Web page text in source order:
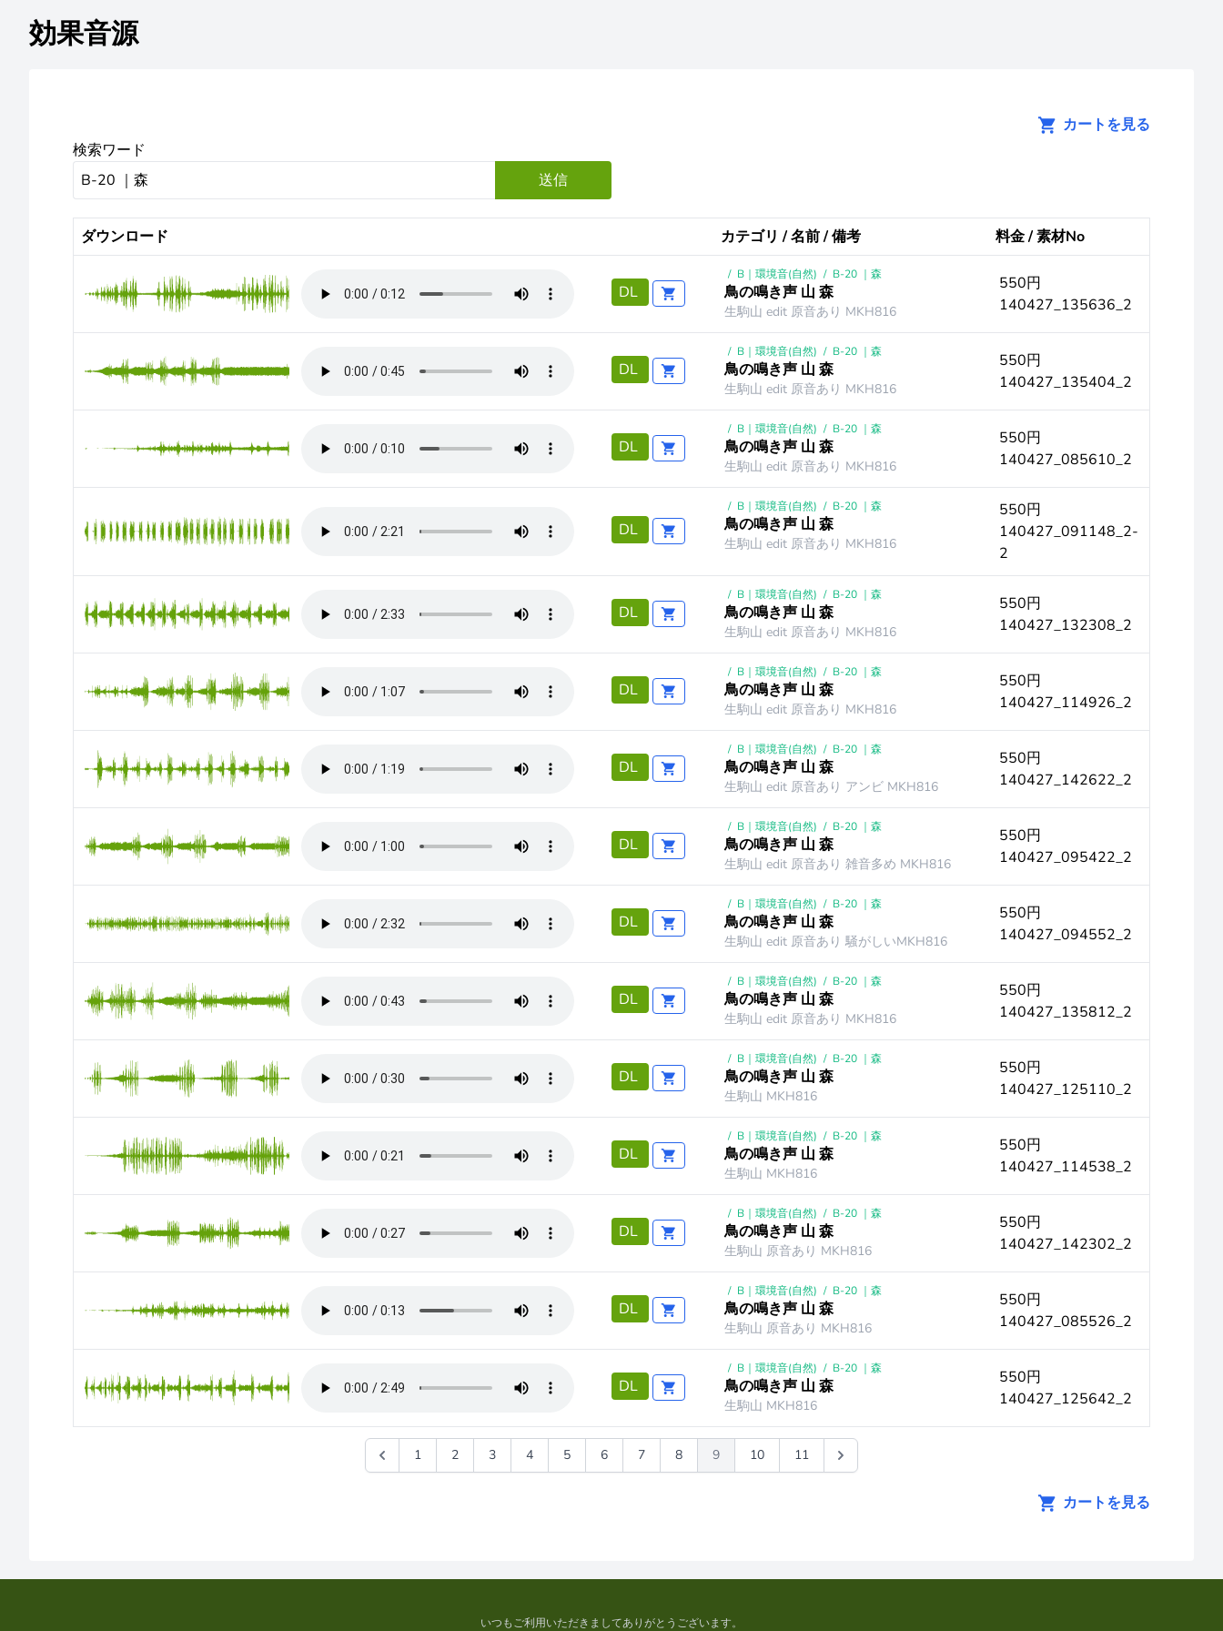
効果音源
カートを見る
検索ワード
送信
ダウンロード カテゴリ / 名前 / 備考 料金 / 素材No
DL
/ B｜環境音(自然) / B-20 ｜森
鳥の鳴き声 山 森
生駒山 edit 原音あり MKH816
550円
140427_135636_2
DL
/ B｜環境音(自然) / B-20 ｜森
鳥の鳴き声 山 森
生駒山 edit 原音あり MKH816
550円
140427_135404_2
DL
/ B｜環境音(自然) / B-20 ｜森
鳥の鳴き声 山 森
生駒山 edit 原音あり MKH816
550円
140427_085610_2
DL
/ B｜環境音(自然) / B-20 ｜森
鳥の鳴き声 山 森
生駒山 edit 原音あり MKH816
550円
140427_091148_2-
2
DL
/ B｜環境音(自然) / B-20 ｜森
鳥の鳴き声 山 森
生駒山 edit 原音あり MKH816
550円
140427_132308_2
DL
/ B｜環境音(自然) / B-20 ｜森
鳥の鳴き声 山 森
生駒山 edit 原音あり MKH816
550円
140427_114926_2
DL
/ B｜環境音(自然) / B-20 ｜森
鳥の鳴き声 山 森
生駒山 edit 原音あり アンビ MKH816
550円
140427_142622_2
DL
/ B｜環境音(自然) / B-20 ｜森
鳥の鳴き声 山 森
生駒山 edit 原音あり 雑音多め MKH816
550円
140427_095422_2
DL
/ B｜環境音(自然) / B-20 ｜森
鳥の鳴き声 山 森
生駒山 edit 原音あり 騒がしいMKH816
550円
140427_094552_2
DL
/ B｜環境音(自然) / B-20 ｜森
鳥の鳴き声 山 森
生駒山 edit 原音あり MKH816
550円
140427_135812_2
DL
/ B｜環境音(自然) / B-20 ｜森
鳥の鳴き声 山 森
生駒山 MKH816
550円
140427_125110_2
DL
/ B｜環境音(自然) / B-20 ｜森
鳥の鳴き声 山 森
生駒山 MKH816
550円
140427_114538_2
DL
/ B｜環境音(自然) / B-20 ｜森
鳥の鳴き声 山 森
生駒山 原音あり MKH816
550円
140427_142302_2
DL
/ B｜環境音(自然) / B-20 ｜森
鳥の鳴き声 山 森
生駒山 原音あり MKH816
550円
140427_085526_2
DL
/ B｜環境音(自然) / B-20 ｜森
鳥の鳴き声 山 森
生駒山 MKH816
550円
140427_125642_2
1 2 3 4 5 6 7 8 9 10 11
カートを見る
いつもご利用いただきましてありがとうございます。